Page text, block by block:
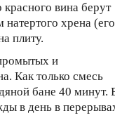
вина берут
хрена (его
плиту.
и
Как только смесь
бане 40 минут.
в день в